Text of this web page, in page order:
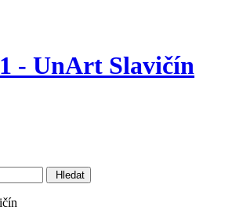
- UnArt Slavičín
Hledat